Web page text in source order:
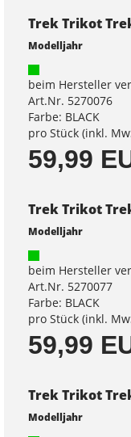
Trek Trikot
Modelljahr
beim Hersteller
Art.Nr. 5270076
Farbe: BLACK
pro Stück (inkl.
59,99
Trek Trikot
Modelljahr
beim Hersteller
Art.Nr. 5270077
Farbe: BLACK
pro Stück (inkl.
59,99
Trek Trikot
Modelljahr